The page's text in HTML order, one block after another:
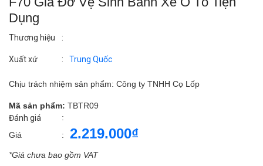
Dụng
Thương hiệu :
Xuất xứ : Trung Quốc
Chịu trách nhiệm sản phẩm: Công ty TNHH Cọ Lốp
Mã sản phẩm: TBTR09
Đánh giá
:
Giá
: 2.219.000₫
*Giá chưa bao gồm VAT